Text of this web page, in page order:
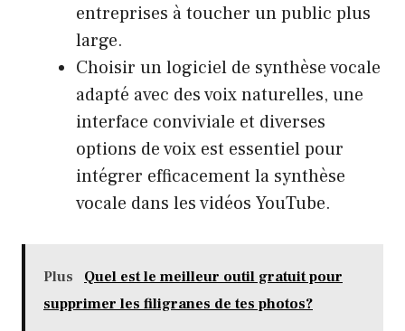
entreprises à toucher un public plus
large.
Choisir un logiciel de synthèse vocale
adapté avec des voix naturelles, une
interface conviviale et diverses
options de voix est essentiel pour
intégrer efficacement la synthèse
vocale dans les vidéos YouTube.
Plus
Quel est le meilleur outil gratuit pour
supprimer les filigranes de tes photos?